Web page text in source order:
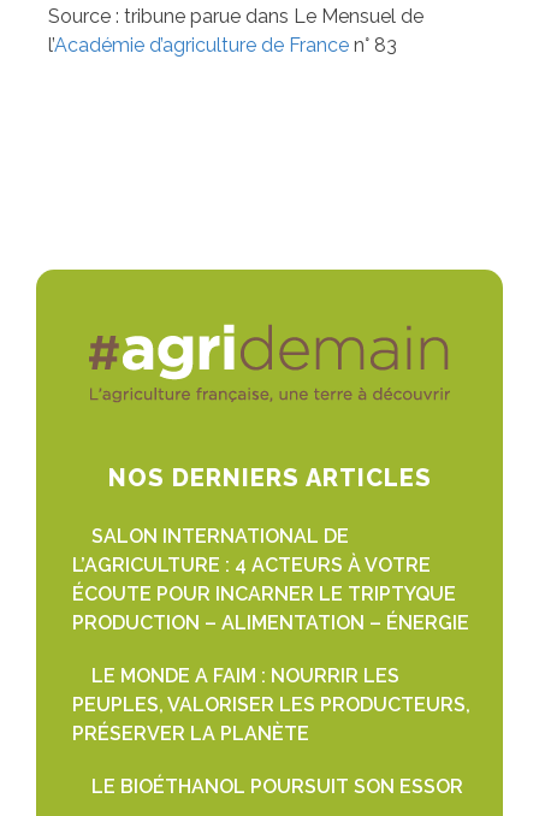
Source : tribune parue dans Le Mensuel de
l’Académie d’agriculture de France n° 83
NOS DERNIERS ARTICLES
SALON INTERNATIONAL DE
L’AGRICULTURE : 4 ACTEURS À VOTRE
ÉCOUTE POUR INCARNER LE TRIPTYQUE
PRODUCTION – ALIMENTATION – ÉNERGIE
LE MONDE A FAIM : NOURRIR LES
PEUPLES, VALORISER LES PRODUCTEURS,
PRÉSERVER LA PLANÈTE
LE BIOÉTHANOL POURSUIT SON ESSOR